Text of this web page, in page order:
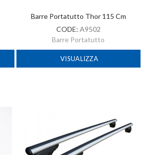
Barre Portatutto Thor 115 Cm
CODE: A9502
Barre Portatutto
VISUALIZZA